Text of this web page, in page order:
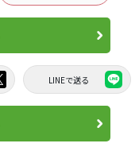
LINEで送る